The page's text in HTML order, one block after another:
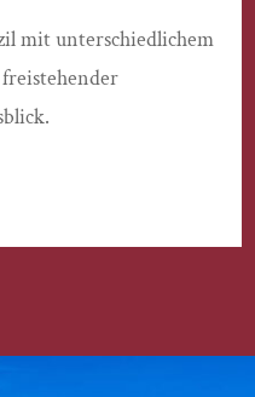
mit unterschiedlichem